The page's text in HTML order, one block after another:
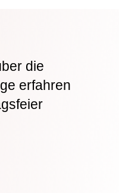
die
erfahren